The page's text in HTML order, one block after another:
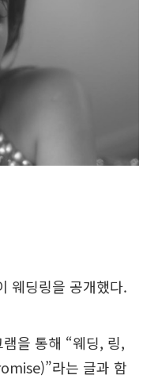
웨딩링을 공개했다.
을 통해 “웨딩, 링,
라는 글과 함